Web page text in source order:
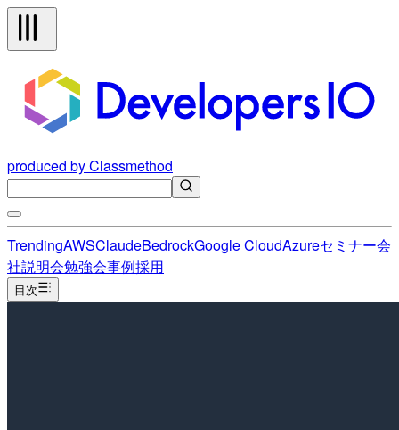
produced by Classmethod
TrendingAWSClaudeBedrockGoogle CloudAzureセミナー会
社説明会勉強会事例採用
目次